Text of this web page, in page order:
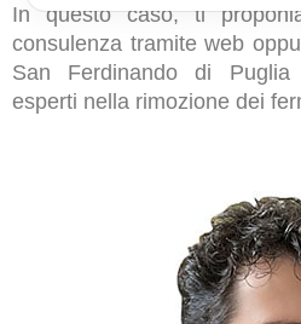
In questo caso, ti
consulenza tramite web
San Ferdinando di
esperti nella rimozione dei